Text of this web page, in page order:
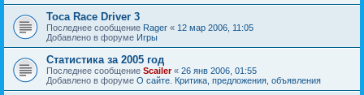
Toca Race Driver 3
Последнее сообщение Rager « 12 мар 2006, 11:05
Добавлено в форуме Игры
Статистика за 2005 год
Последнее сообщение Scailer« 26 янв 2006, 01:55
Добавлено в форуме О сайте. Критика, предложения, объявления